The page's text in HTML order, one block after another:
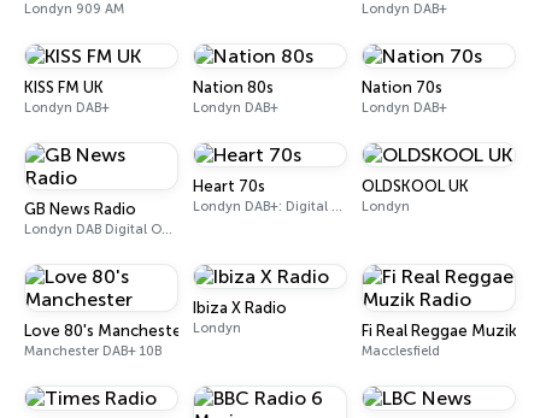
Londyn 909 AM Londyn DAB+
KISS FM UK
Londyn DAB+
Nation 80s
Londyn DAB+
Nation 70s
Londyn DAB+
GB News Radio
Londyn DAB Digital One (UK)
Heart 70s
Londyn DAB+: Digital One
OLDSKOOL UK
Londyn
Love 80's Manchester
Manchester DAB+ 10B
Ibiza X Radio
Londyn Fi Real Reggae Muzik
Macclesfield